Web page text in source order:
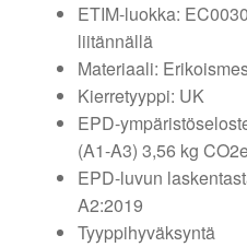
ETIM-luokka:
liitännällä
Materiaali:
Kierretyyppi: UK
EPD-
(A1-A3) 3,56 kg
EPD-luvun
A2:2019
Tyyppihyväksyntä